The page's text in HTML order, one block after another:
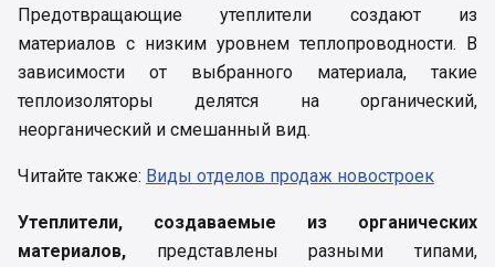
Предотвращающие утеплители создают из
материалов с низким уровнем теплопроводности. В
зависимости от выбранного материала, такие
теплоизоляторы делятся на органический,
неорганический и смешанный вид.
Читайте также: Виды отделов продаж новостроек
Утеплители, создаваемые из органических
материалов, представлены разными типами,